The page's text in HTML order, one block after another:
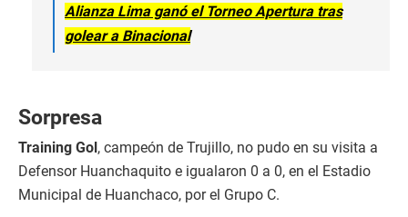
Alianza Lima ganó el Torneo Apertura tras
golear a Binacional
Sorpresa
Training Gol , campeón de Trujillo, no pudo en su visita a
Defensor Huanchaquito e igualaron 0 a 0, en el Estadio
Municipal de Huanchaco, por el Grupo C.